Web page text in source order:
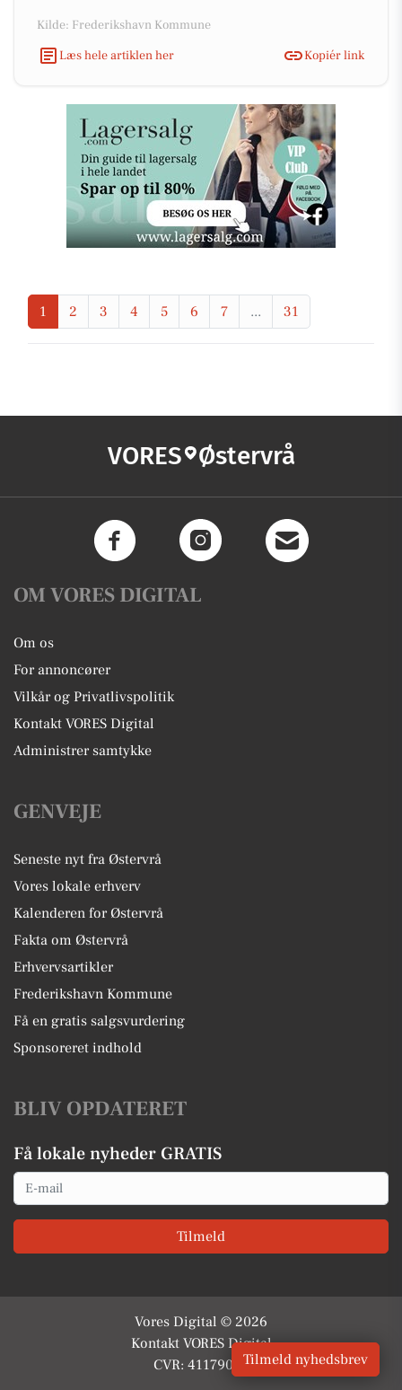
Kilde: Frederikshavn Kommune
Læs hele artiklen her
Kopiér link
1 2 3 4 5 6 7 ... 31
VORES Østervrå
OM VORES DIGITAL
Om os
For annoncører
Vilkår og Privatlivspolitik
Kontakt VORES Digital
Administrer samtykke
GENVEJE
Seneste nyt fra Østervrå
Vores lokale erhverv
Kalenderen for Østervrå
Fakta om Østervrå
Erhvervsartikler
Frederikshavn Kommune
Få en gratis salgsvurdering
Sponsoreret indhold
BLIV OPDATERET
Få lokale nyheder GRATIS
Email
Tilmeld
Vores Digital © 2026
Kontakt VORES Digital
CVR: 41179082Tilmeld nyhedsbrev